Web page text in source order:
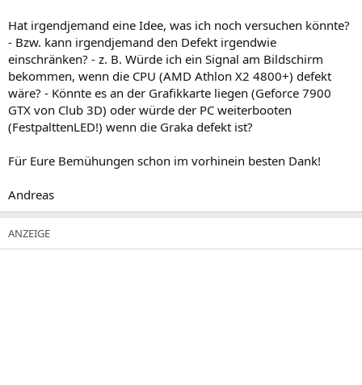
Hat irgendjemand eine Idee, was ich noch versuchen könnte?
- Bzw. kann irgendjemand den Defekt irgendwie
einschränken? - z. B. Würde ich ein Signal am Bildschirm
bekommen, wenn die CPU (AMD Athlon X2 4800+) defekt
wäre? - Könnte es an der Grafikkarte liegen (Geforce 7900
GTX von Club 3D) oder würde der PC weiterbooten
(FestpalttenLED!) wenn die Graka defekt ist?
Für Eure Bemühungen schon im vorhinein besten Dank!
Andreas